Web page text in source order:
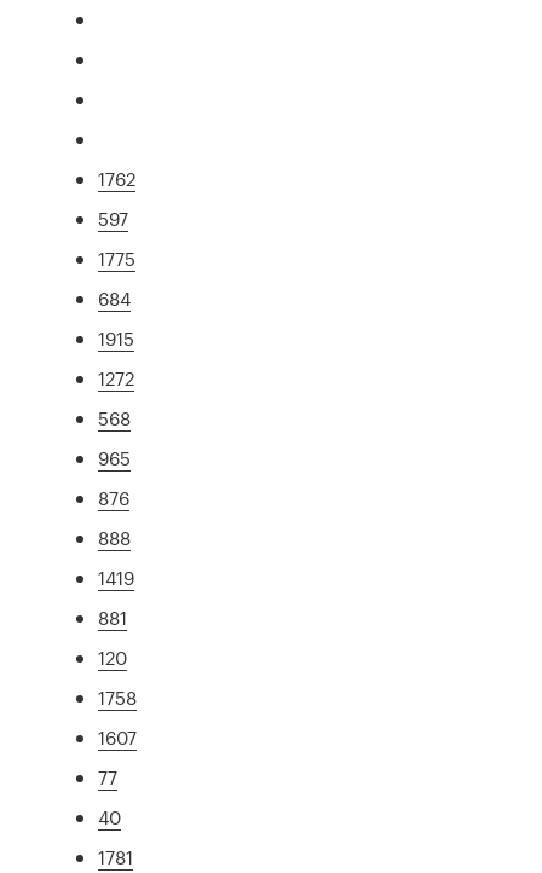
1762
597
1775
684
1915
1272
568
965
876
888
1419
881
120
1758
1607
77
40
1781